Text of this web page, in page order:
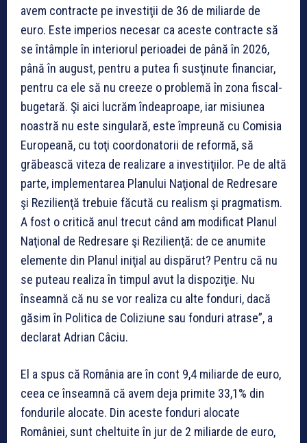
avem contracte pe investiţii de 36 de miliarde de
euro. Este imperios necesar ca aceste contracte să
se întâmple în interiorul perioadei de până în 2026,
până în august, pentru a putea fi susţinute financiar,
pentru ca ele să nu creeze o problemă în zona fiscal-
bugetară. Şi aici lucrăm îndeaproape, iar misiunea
noastră nu este singulară, este împreună cu Comisia
Europeană, cu toţi coordonatorii de reformă, să
grăbească viteza de realizare a investiţiilor. Pe de altă
parte, implementarea Planului Naţional de Redresare
şi Rezilienţă trebuie făcută cu realism şi pragmatism.
A fost o critică anul trecut când am modificat Planul
Naţional de Redresare şi Rezilienţă: de ce anumite
elemente din Planul iniţial au dispărut? Pentru că nu
se puteau realiza în timpul avut la dispoziţie. Nu
înseamnă că nu se vor realiza cu alte fonduri, dacă
găsim în Politica de Coliziune sau fonduri atrase”, a
declarat Adrian Câciu.
El a spus că România are în cont 9,4 miliarde de euro,
ceea ce înseamnă că avem deja primite 33,1% din
fondurile alocate. Din aceste fonduri alocate
României, sunt cheltuite în jur de 2 miliarde de euro,